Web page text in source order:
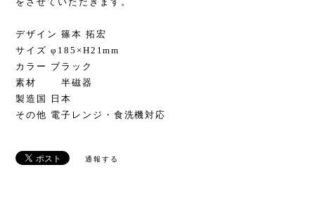
デザイン 篠本 拓宏
サイズ φ185×H21mm
カラー ブラック
素材 半磁器
製造国 日本
その他 電子レンジ・食洗機対応
通報する